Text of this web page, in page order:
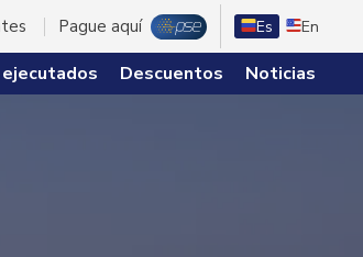
Pague aquí Es En
Descuentos Noticias